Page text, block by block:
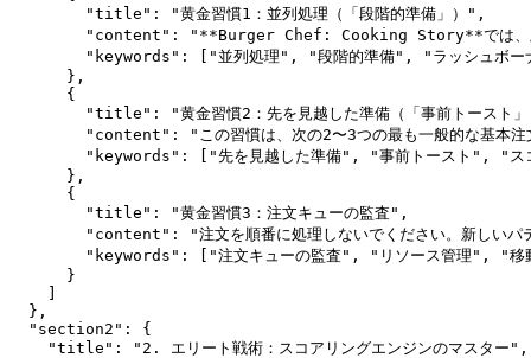
        "title": "黄金習慣1：並列処理（「段階的準備」）",
"content": "**Burger Chef: Cooking Story**では、顧客の注
"keywords": ["並列処理", "段階的準備", "ラッシュボー
      },
      {
"title": "黄金習慣2：先を見越した準備（「事前トースト
"content": "この習慣は、次の2〜3つの最も一般的な基本注文
"keywords": ["先を見越した準備", "事前トースト", "ス
      },
      {
        "title": "黄金習慣3：注文キューの監査",
"content": "注文を順番に処理しないでください。新しいパテ
"keywords": ["注文キューの監査", "リソース管理", "移
      }
    ]
  },
  "section2": {
    "title": "2. エリート戦術：スコアリングエンジンのマスター",